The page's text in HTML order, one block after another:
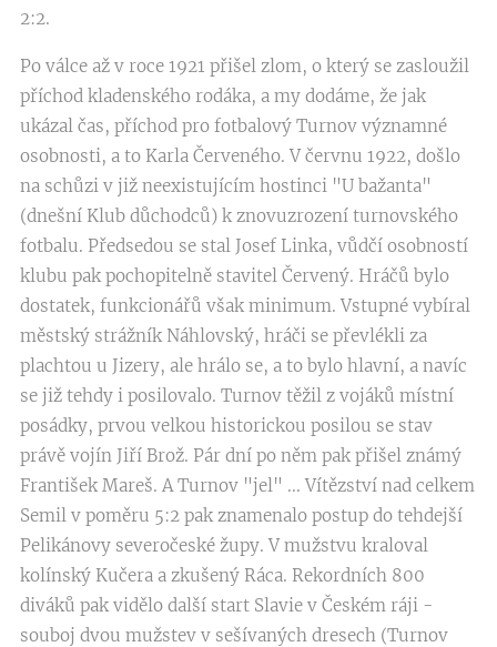
2:2.
Po válce až v roce 1921 přišel zlom, o který se zasloužil
příchod kladenského rodáka, a my dodáme, že jak
ukázal čas, příchod pro fotbalový Turnov významné
osobnosti, a to Karla Červeného. V červnu 1922, došlo
na schůzi v již neexistujícím hostinci "U bažanta"
(dnešní Klub důchodců) k znovuzrození turnovského
fotbalu. Předsedou se stal Josef Linka, vůdčí osobností
klubu pak pochopitelně stavitel Červený. Hráčů bylo
dostatek, funkcionářů však minimum. Vstupné vybíral
městský strážník Náhlovský, hráči se převlékli za
plachtou u Jizery, ale hrálo se, a to bylo hlavní, a navíc
se již tehdy i posilovalo. Turnov těžil z vojáků místní
posádky, prvou velkou historickou posilou se stav
právě vojín Jiří Brož. Pár dní po něm pak přišel známý
František Mareš. A Turnov "jel" ... Vítězství nad celkem
Semil v poměru 5:2 pak znamenalo postup do tehdejší
Pelikánovy severočeské župy. V mužstvu kraloval
kolínský Kučera a zkušený Ráca. Rekordních 800
diváků pak vidělo další start Slavie v Českém ráji -
souboj dvou mužstev v sešívaných dresech (Turnov